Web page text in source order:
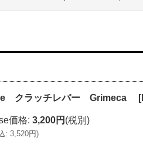
クラッチレバー Grimeca [
価格: 3,200円 (税別)
: 3,520円)